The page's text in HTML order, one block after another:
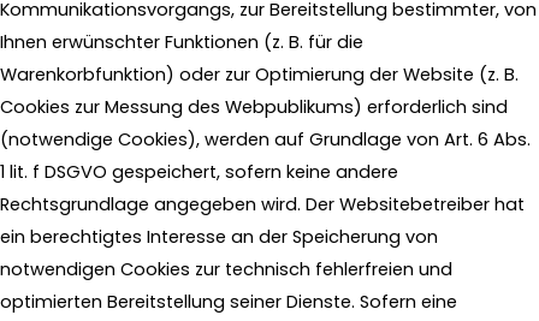
Kommunikationsvorgangs, zur Bereitstellung bestimmter, von
Ihnen erwünschter Funktionen (z. B. für die
Warenkorbfunktion) oder zur Optimierung der Website (z. B.
Cookies zur Messung des Webpublikums) erforderlich sind
(notwendige Cookies), werden auf Grundlage von Art. 6 Abs.
1 lit. f DSGVO gespeichert, sofern keine andere
Rechtsgrundlage angegeben wird. Der Websitebetreiber hat
ein berechtigtes Interesse an der Speicherung von
notwendigen Cookies zur technisch fehlerfreien und
optimierten Bereitstellung seiner Dienste. Sofern eine